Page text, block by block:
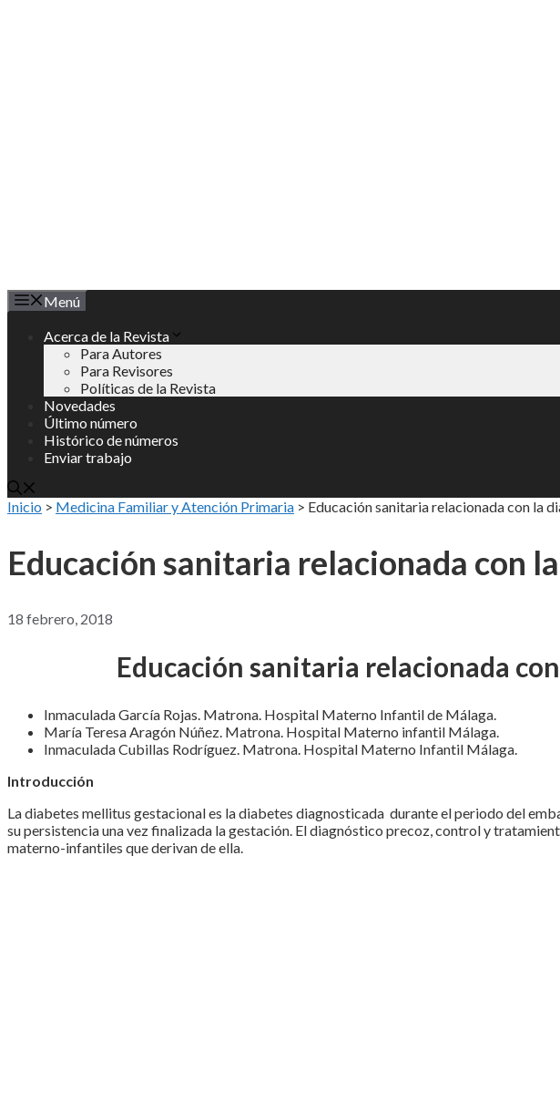
Menú
Acerca de la Revista
Para Autores
Para Revisores
Políticas de la Revista
Novedades
Último número
Histórico de números
Enviar trabajo
Inicio > Medicina Familiar y Atención Primaria > Educación sanitaria relacionada con la
Educación sanitaria relacionada con
18 febrero, 2018
Educación sanitaria relacionada
Inmaculada García Rojas. Matrona. Hospital Materno Infantil de Málaga.
María Teresa Aragón Núñez. Matrona. Hospital Materno infantil Málaga.
Inmaculada Cubillas Rodríguez. Matrona. Hospital Materno Infantil Málaga.
Introducción
La diabetes mellitus gestacional es la diabetes diagnosticada durante el periodo del
su persistencia una vez finalizada la gestación. El diagnóstico precoz, control y
materno-infantiles que derivan de ella.